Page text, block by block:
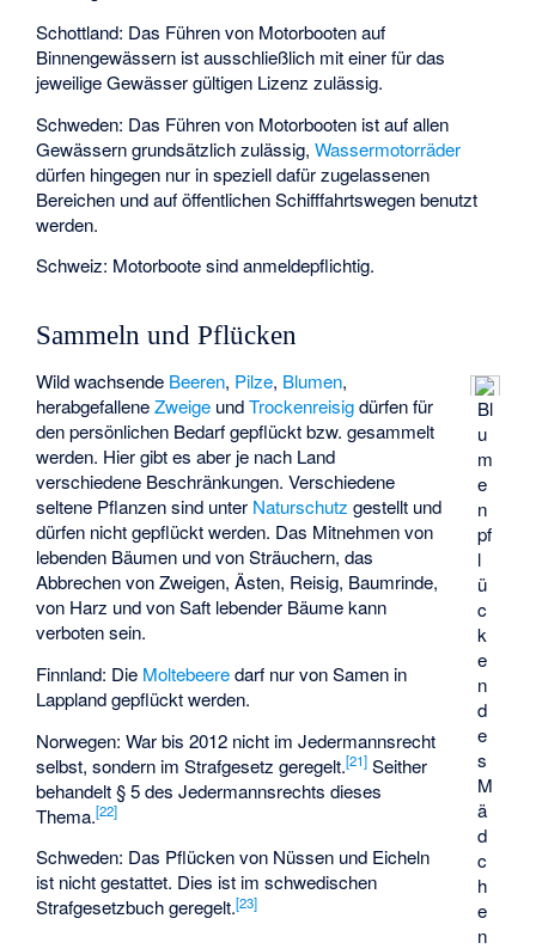
Schottland: Das Führen von Motorbooten auf
Binnengewässern ist ausschließlich mit einer für das
jeweilige Gewässer gültigen Lizenz zulässig.
Schweden: Das Führen von Motorbooten ist auf allen
Gewässern grundsätzlich zulässig,Wassermotorräder
dürfen hingegen nur in speziell dafür zugelassenen
Bereichen und auf öffentlichen Schifffahrtswegen benutzt
werden.
Schweiz: Motorboote sind anmeldepflichtig.
Sammeln und Pflücken
Bl
u
m
e
n
pf
l
ü
c
k
e
n
d
e
s
M
ä
d
c
h
e
n
Wild wachsende Beeren, Pilze, Blumen,
herabgefalleneZweige undTrockenreisigdürfen für
den persönlichen Bedarf gepflückt bzw. gesammelt
werden. Hier gibt es aber je nach Land
verschiedene Beschränkungen. Verschiedene
seltene Pflanzen sind unter Naturschutz gestellt und
dürfen nicht gepflückt werden. Das Mitnehmen von
lebenden Bäumen und von Sträuchern, das
Abbrechen von Zweigen, Ästen, Reisig, Baumrinde,
von Harz und von Saft lebender Bäume kann
verboten sein.
Finnland: Die Moltebeeredarf nur von Samen in
Lappland gepflückt werden.
Norwegen: War bis 2012 nicht im Jedermannsrecht
selbst, sondern im Strafgesetz geregelt.[21] Seither
behandelt § 5 des Jedermannsrechts dieses
Thema.[22]
Schweden: Das Pflücken von Nüssen und Eicheln
ist nicht gestattet. Dies ist im schwedischen
Strafgesetzbuch geregelt.[23]